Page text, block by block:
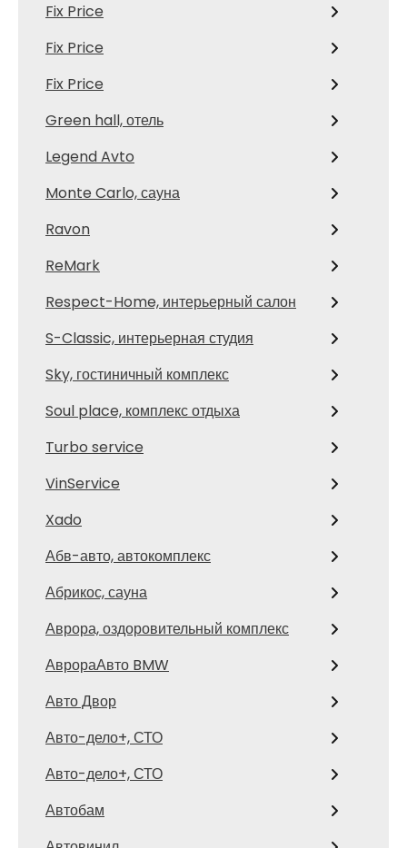
Fix Price
Fix Price
Fix Price
Green hall, отель
Legend Avto
Monte Carlo, сауна
Ravon
ReMark
Respect-Home, интерьерный салон
S-Classic, интерьерная студия
Sky, гостиничный комплекс
Soul place, комплекс отдыха
Turbo service
VinService
Xado
Абв-авто, автокомплекс
Абрикос, сауна
Аврора, оздоровительный комплекс
АврораАвто BMW
Авто Двор
Авто-дело+, СТО
Авто-дело+, СТО
Автобам